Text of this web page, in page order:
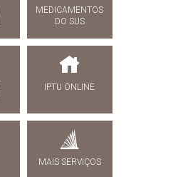
MEDICAMENTOS
DO SUS
IPTU ONLINE
MAIS SERVIÇOS